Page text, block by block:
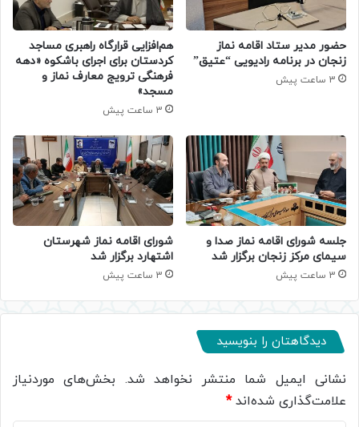
حضور مدیر ستاد اقامه نماز
زنجان در برنامه رادیویی “عتیق”
3 ساعت پیش
هم‌افزایی قرارگاه راهبری مساجد
کردستان برای اجرای باشکوه «دهه
فرهنگی ترویج معارف نماز و
مسجد»
3 ساعت پیش
جلسه شورای اقامه نماز صدا و
سیمای مرکز زنجان برگزار شد
3 ساعت پیش
شورای اقامه نماز شهرستان
اشتهارد برگزار شد
3 ساعت پیش
دیدگاهتان را بنویسید
نشانی ایمیل شما منتشر نخواهد شد. بخش‌های موردنیاز
علامت‌گذاری شده‌اند*